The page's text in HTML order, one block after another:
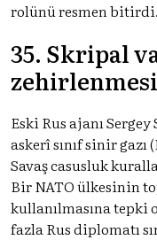
rolünü resmen bitirdi.
35. Skripal
Eski Rus ajanı
askerî sınıf sinir
Savaş casusluk
Bir NATO ülkesinin
kullanılmasına tepki
fazla Rus diplomatı